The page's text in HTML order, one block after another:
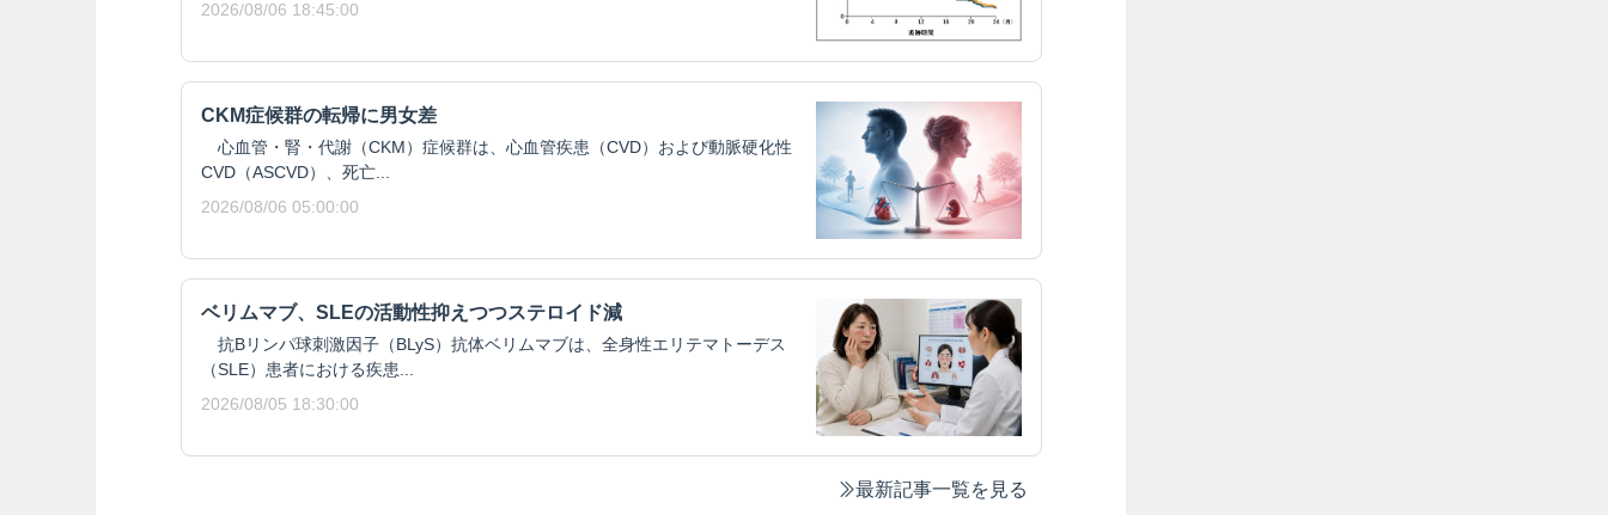
2026/08/06 18:45:00
CKM症候群の転帰に男女差
心血管・腎・代謝（CKM）症候群は、心血管疾患（CVD）および動脈硬化性
CVD（ASCVD）、死亡...
2026/08/06 05:00:00
ベリムマブ、SLEの活動性抑えつつステロイド減
抗Bリンパ球刺激因子（BLyS）抗体ベリムマブは、全身性エリテマトーデス
（SLE）患者における疾患...
2026/08/05 18:30:00
最新記事一覧を見る